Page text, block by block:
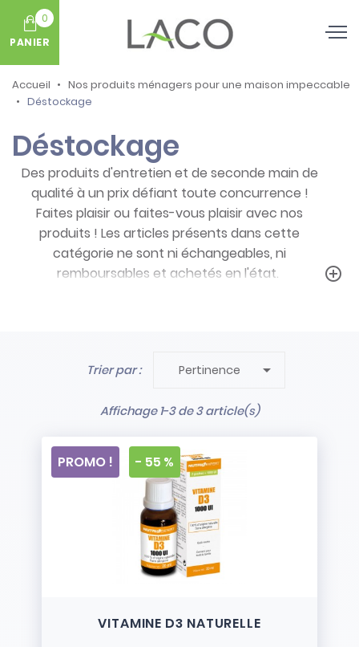
0
PANIER
Accueil
Nos produits ménagers pour une maison impeccable
Déstockage
Déstockage
Des produits d'entretien et de seconde main de
qualité à un prix défiant toute concurrence !
Faites plaisir ou faites-vous plaisir avec nos
produits ! Les articles présents dans cette
catégorie ne sont ni échangeables, ni
remboursables et achetés en l'état.
- Stock limité et non renouvelé
add_circle_outline
Trier par : Pertinence 
Affichage 1-3 de 3 article(s)
VITAMINE D3 NATURELLE
PROMO ! - 55 %